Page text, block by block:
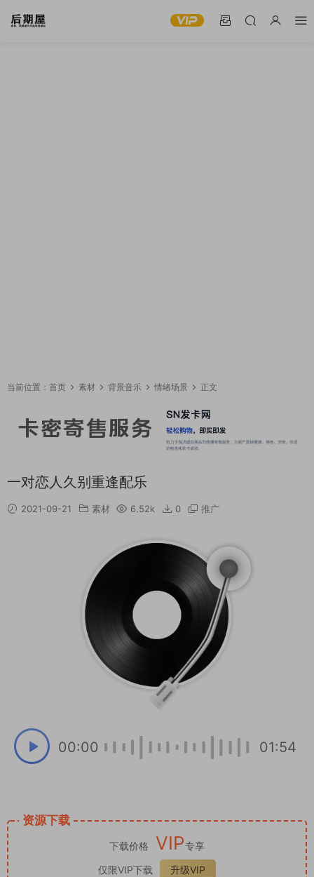
当前位置： 首页 素材 背景音乐 情绪场景 正文
一对恋人久别重逢配乐
2021-09-21 素材 6.52k 0 推广
00:00 01:54
资源下载
下载价格 VIP专享
仅限VIP下载
升级VIP